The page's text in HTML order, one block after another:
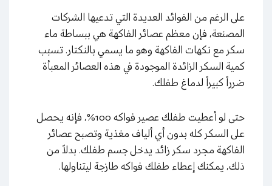
على الرغم من الفوائد العديدة التي تدعيها الشركات
المصنعة، فإن معظم عصائر الفاكهة هي ببساطة ماء
سكر مع نكهات الفاكهة وهو ما يسمي بالنكتار. تسبب
كمية السكر الزائدة الموجودة في هذه العصائر المعبأة
ضرراً كبيراً لدماغ طفلك.
حتى لو أعطيت طفلك عصير فواكه 100%، فإنه يحصل
على السكر كله بدون أي ألياف مغذية وتصبح عصائر
الفاكهة مجرد سكر زائد يدخل جسم طفلك. بدلاً من
ذلك، يمكنك إعطاء طفلك فواكه طازجة ليتناولها.